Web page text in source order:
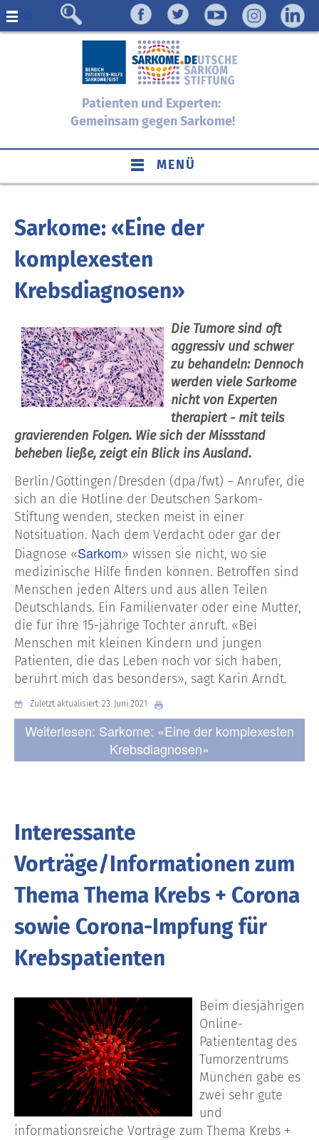
Menü
Patienten und Experten:
Gemeinsam gegen Sarkome!
MENÜ
Sarkome: «Eine der
komplexesten
Krebsdiagnosen»
Die Tumore sind oft
aggressiv und schwer
zu behandeln: Dennoch
werden viele Sarkome
nicht von Experten
therapiert - mit teils
gravierenden Folgen. Wie sich der Missstand
beheben ließe, zeigt ein Blick ins Ausland.
Berlin/Göttingen/Dresden (dpa/fwt) – Anrufer, die
sich an die Hotline der Deutschen Sarkom-
Stiftung wenden, stecken meist in einer
Notsituation. Nach dem Verdacht oder gar der
Diagnose «Sarkom» wissen sie nicht, wo sie
medizinische Hilfe finden können. Betroffen sind
Menschen jeden Alters und aus allen Teilen
Deutschlands. Ein Familienvater oder eine Mutter,
die für ihre 15-jährige Tochter anruft. «Bei
Menschen mit kleinen Kindern und jungen
Patienten, die das Leben noch vor sich haben,
berührt mich das besonders», sagt Karin Arndt.
Zuletzt aktualisiert: 23. Juni 2021
Weiterlesen: Sarkome: «Eine der komplexesten
Krebsdiagnosen»
Interessante
Vorträge/Informationen zum
Thema Thema Krebs + Corona
sowie Corona-Impfung für
Krebspatienten
Beim diesjährigen
Online-
Patiententag des
Tumorzentrums
München gabe es
zwei sehr gute
und
informationsreiche Vorträge zum Thema Krebs +